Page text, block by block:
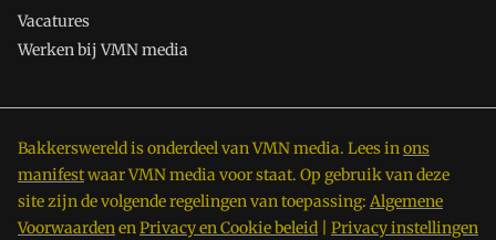
Vacatures
Werken bij VMN media
Bakkerswereld is onderdeel van VMN media. Lees inons
manifestwaar VMN media voor staat. Op gebruik van deze
site zijn de volgende regelingen van toepassing: Algemene
VoorwaardenenPrivacy en Cookie beleid Privacy instellingen